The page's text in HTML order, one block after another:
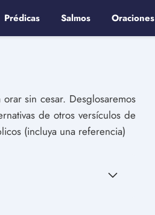
Prédicas Salmos Oraciones
sin cesar. Desglosaremos
de otros versículos de
(incluya una referencia)